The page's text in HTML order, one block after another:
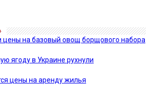
цены на базовый овощ борщового набора
ягоду в Украине рухнули
цены на аренду жилья